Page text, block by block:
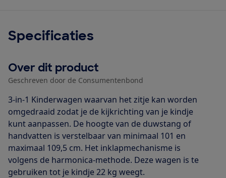
Specificaties
Over dit product
Geschreven door de Consumentenbond
3-in-1 Kinderwagen waarvan het zitje kan worden
omgedraaid zodat je de kijkrichting van je kindje
kunt aanpassen. De hoogte van de duwstang of
handvatten is verstelbaar van minimaal 101 en
maximaal 109,5 cm. Het inklapmechanisme is
volgens de harmonica-methode. Deze wagen is te
gebruiken tot je kindje 22 kg weegt.